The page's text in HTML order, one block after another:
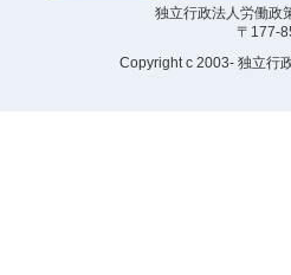
独立行政法人労働
〒177-
Copyrightc 2003- 独立行